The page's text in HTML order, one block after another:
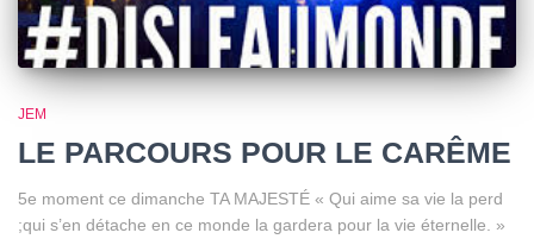
JEM
LE PARCOURS POUR LE CARÊME
5e moment ce dimanche TA MAJESTÉ « Qui aime sa vie la perd
;qui s’en détache en ce monde la gardera pour la vie éternelle. »